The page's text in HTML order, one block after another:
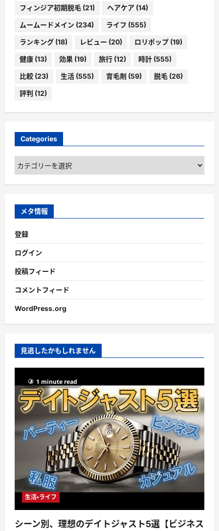
フィンジア初期脱毛 (21) ヘアケア (14)
ムームードメイン (234) ライフ (555)
ランキング (18) レビュー (20) ロリポップ (19)
健康 (13) 効果 (19) 旅行 (12) 時計 (555)
比較 (23) 生活 (555) 育毛剤 (59) 脱毛 (26)
評判 (12)
Categories
Categories
メタ情報
登録
ログイン
投稿フィード
コメントフィード
WordPress.org
見逃したかもしれません
1 minute read
生活・ライフ
シーン別、理想のデイトジャスト5選【ビジネス